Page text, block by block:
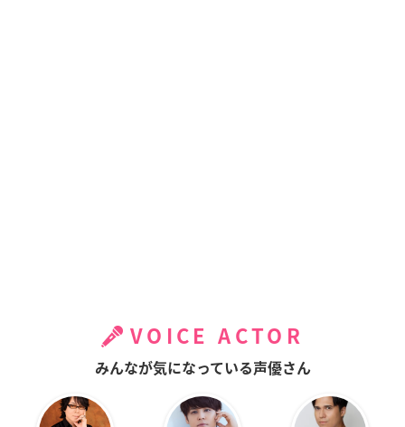
VOICE ACTOR
みんなが気になっている声優さん